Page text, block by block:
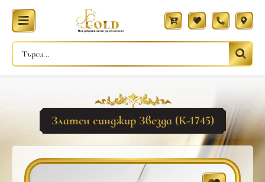
Златен синджир Звезда (К-1745)